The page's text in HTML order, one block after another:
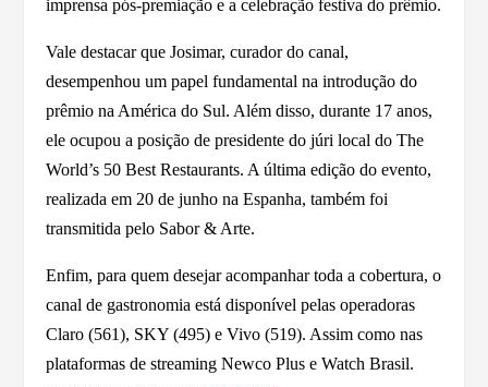
imprensa pós-premiação e a celebração festiva do prêmio.
Vale destacar que Josimar, curador do canal,
desempenhou um papel fundamental na introdução do
prêmio na América do Sul. Além disso, durante 17 anos,
ele ocupou a posição de presidente do júri local do The
World’s 50 Best Restaurants. A última edição do evento,
realizada em 20 de junho na Espanha, também foi
transmitida pelo Sabor & Arte.
Enfim, para quem desejar acompanhar toda a cobertura, o
canal de gastronomia está disponível pelas operadoras
Claro (561), SKY (495) e Vivo (519). Assim como nas
plataformas de streaming Newco Plus e Watch Brasil.